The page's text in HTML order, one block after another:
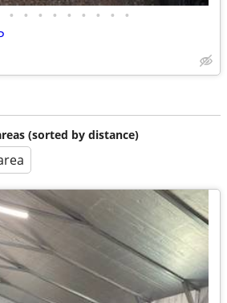
• • • • • • • • •
(sorted by distance)